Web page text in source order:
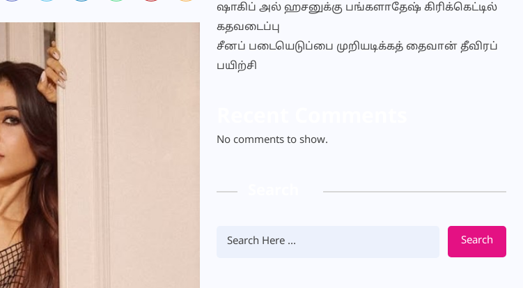
ஷாகிப் அல் ஹசனுக்கு பங்களாதேஷ் கிரிக்கெட்டில்
கதவடைப்பு
சீனப் படையெடுப்பை முறியடிக்கத் தைவான் தீவிரப்
பயிற்சி
No comments to show.
Search